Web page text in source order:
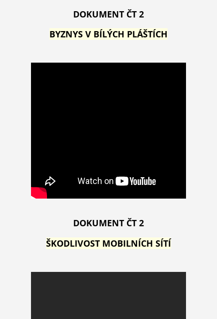
DOKUMENT ČT 2
BYZNYS V BÍLÝCH PLÁŠTÍCH
DOKUMENT ČT 2
ŠKODLIVOST MOBILNÍCH SÍTÍ